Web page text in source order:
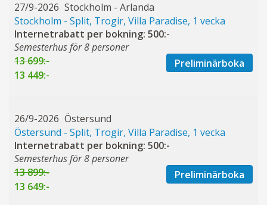
27/9-2026 Stockholm - Arlanda
Stockholm - Split, Trogir, Villa Paradise, 1 vecka
Internetrabatt per bokning: 500:-
Semesterhus för 8 personer
13 699:-
13 449:-
Preliminärboka
26/9-2026 Östersund
Östersund - Split, Trogir, Villa Paradise, 1 vecka
Internetrabatt per bokning: 500:-
Semesterhus för 8 personer
13 899:-
13 649:-
Preliminärboka